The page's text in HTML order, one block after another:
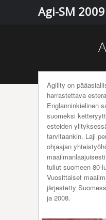
Agi-SM 2009
Agility on
harrastettava
Englanninkielinen
suomeksi
esteiden
tarvitaankin. Laji
ohjaajan
tullut suomeen 80-
Vuosittaiset
järjestetty
ja 2008.